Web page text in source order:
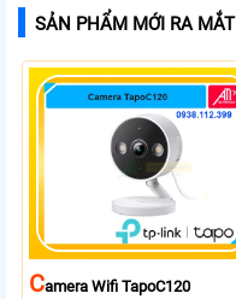
SẢN PHẨM MỚI RA MẮT
CAmera Wifi TapoC120